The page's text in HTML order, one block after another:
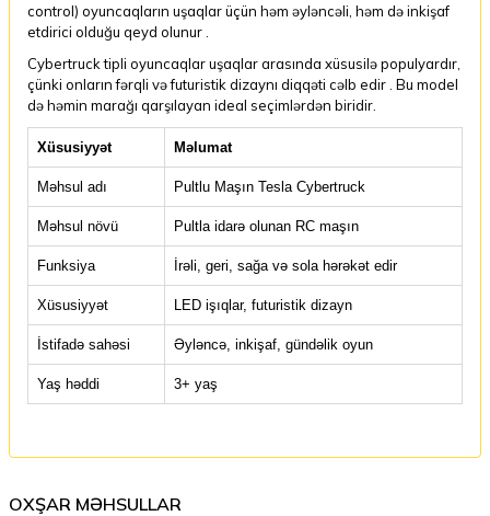
control) oyuncaqların uşaqlar üçün həm əyləncəli, həm də inkişaf
etdirici olduğu qeyd olunur .
Cybertruck tipli oyuncaqlar uşaqlar arasında xüsusilə populyardır,
çünki onların fərqli və futuristik dizaynı diqqəti cəlb edir . Bu model
də həmin marağı qarşılayan ideal seçimlərdən biridir.
Xüsusiyyət Məlumat
Məhsul adı Pultlu Maşın Tesla Cybertruck
Məhsul növü Pultla idarə olunan RC maşın
Funksiya İrəli, geri, sağa və sola hərəkət edir
Xüsusiyyət LED işıqlar, futuristik dizayn
İstifadə sahəsi Əyləncə, inkişaf, gündəlik oyun
Yaş həddi 3+ yaş
OXŞAR MƏHSULLAR